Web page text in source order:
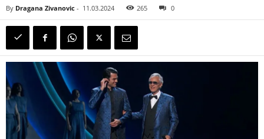
By Dragana Zivanovic - 11.03.2024 265 0